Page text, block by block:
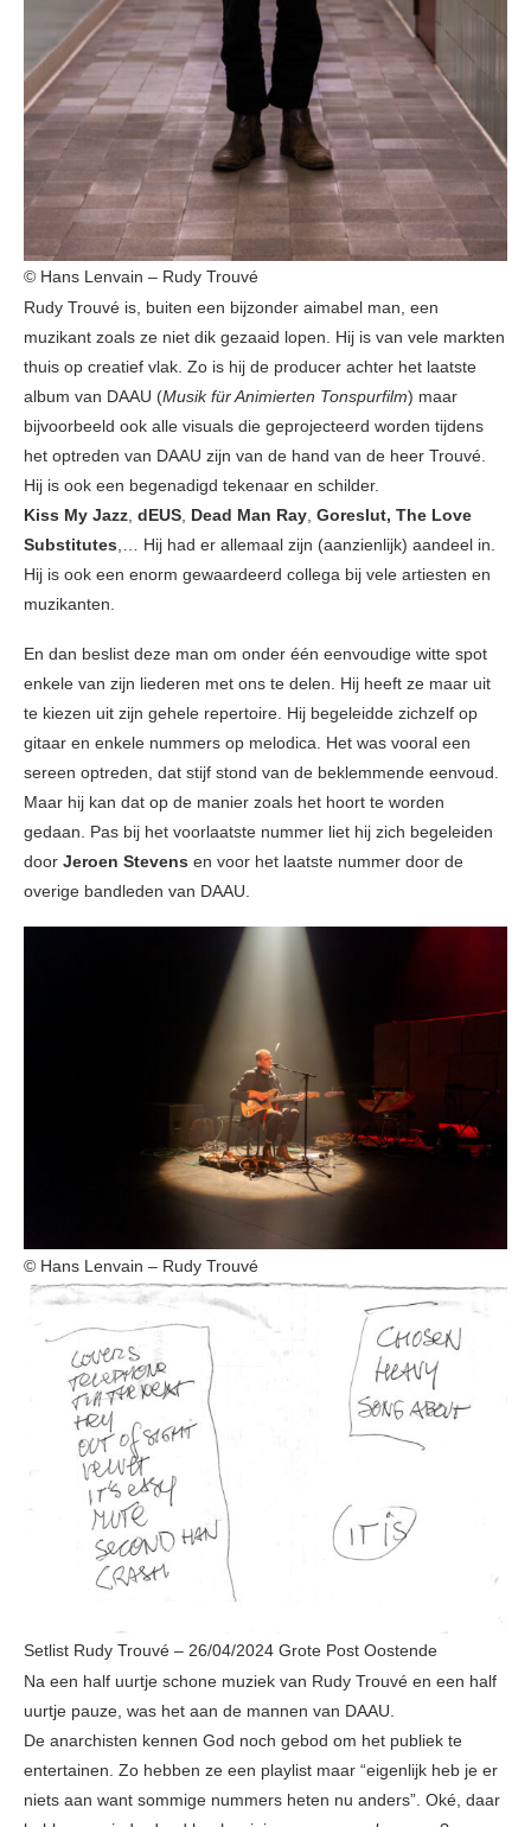
© Hans Lenvain – Rudy Trouvé
Rudy Trouvé is, buiten een bijzonder aimabel man, een
muzikant zoals ze niet dik gezaaid lopen. Hij is van vele markten
thuis op creatief vlak. Zo is hij de producer achter het laatste
album van DAAU (Musik für Animierten Tonspurfilm) maar
bijvoorbeeld ook alle visuals die geprojecteerd worden tijdens
het optreden van DAAU zijn van de hand van de heer Trouvé.
Hij is ook een begenadigd tekenaar en schilder.
Kiss My Jazz, dEUS, Dead Man Ray, Goreslut, The Love
Substitutes,… Hij had er allemaal zijn (aanzienlijk) aandeel in.
Hij is ook een enorm gewaardeerd collega bij vele artiesten en
muzikanten.
En dan beslist deze man om onder één eenvoudige witte spot
enkele van zijn liederen met ons te delen. Hij heeft ze maar uit
te kiezen uit zijn gehele repertoire. Hij begeleidde zichzelf op
gitaar en enkele nummers op melodica. Het was vooral een
sereen optreden, dat stijf stond van de beklemmende eenvoud.
Maar hij kan dat op de manier zoals het hoort te worden
gedaan. Pas bij het voorlaatste nummer liet hij zich begeleiden
door Jeroen Stevens en voor het laatste nummer door de
overige bandleden van DAAU.
© Hans Lenvain – Rudy Trouvé
Setlist Rudy Trouvé – 26/04/2024 Grote Post Oostende
Na een half uurtje schone muziek van Rudy Trouvé en een half
uurtje pauze, was het aan de mannen van DAAU.
De anarchisten kennen God noch gebod om het publiek te
entertainen. Zo hebben ze een playlist maar “eigenlijk heb je er
niets aan want sommige nummers heten nu anders”. Oké, daar